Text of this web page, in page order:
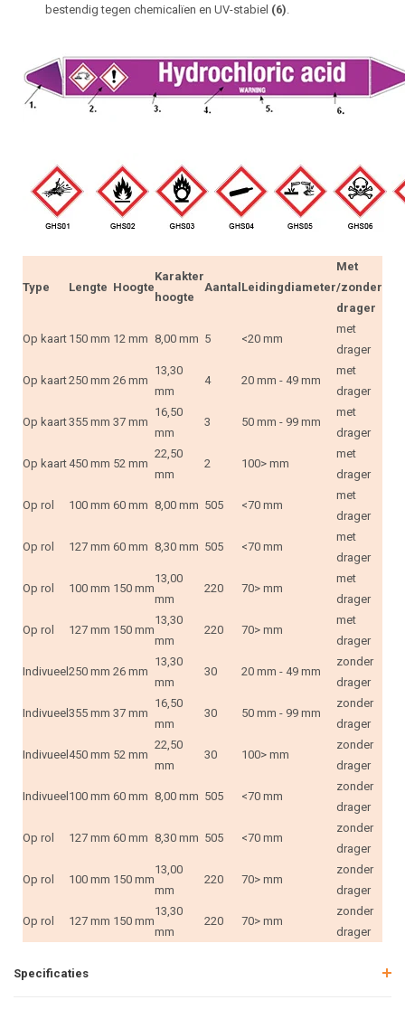
bestendig tegen chemicalïen en UV-stabiel (6).
Type Lengte Hoogte
Karakter
hoogte
Aantal Leidingdiameter
Met
/zonder
drager
Op kaart 150 mm 12 mm 8,00 mm 5 <20 mm
met
drager
Op kaart250 mm 26 mm
13,30
mm
4 20 mm - 49 mm
met
drager
Op kaart355 mm 37 mm
16,50
mm
3 50 mm - 99 mm
met
drager
Op kaart450 mm 52 mm
22,50
mm
2 100> mm
met
drager
Op rol 100 mm 60 mm 8,00 mm 505 <70 mm
met
drager
Op rol 127 mm 60 mm 8,30 mm 505 <70 mm
met
drager
Op rol 100 mm 150 mm
13,00
mm
220 70> mm
met
drager
Op rol 127 mm 150 mm
13,30
mm
220 70> mm
met
drager
Indivueel 250 mm 26 mm
13,30
mm
30 20 mm - 49 mm
zonder
drager
Indivueel 355 mm 37 mm
16,50
mm
30 50 mm - 99 mm
zonder
drager
Indivueel 450 mm 52 mm
22,50
mm
30 100> mm
zonder
drager
Indivueel 100 mm 60 mm 8,00 mm 505 <70 mm
zonder
drager
Op rol 127 mm 60 mm 8,30 mm 505 <70 mm
zonder
drager
Op rol 100 mm 150 mm
13,00
mm
220 70> mm
zonder
drager
Op rol 127 mm 150 mm
13,30
mm
220 70> mm
zonder
drager
Specificaties